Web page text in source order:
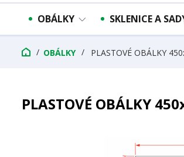
OBÁLKY SKLENICE A
OBÁLKY PLASTOVÉ OBÁLKY
PLASTOVÉ OBÁLKY